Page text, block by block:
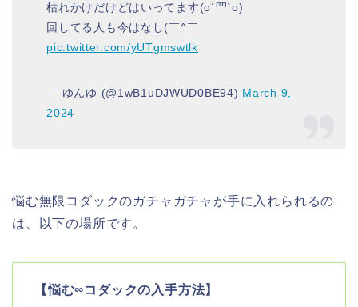
枯れかけだけどはいってます(o´罒`o)
回してる人も今はなし(￣^￣ゞ
pic.twitter.com/yUTgmswtlk
— ゆんゆ (@1wB1uDJWUD0BE94) March 9,
2024
悩む無限コダックのガチャガチャが手に入れられるの
は、以下の場所です。
【悩む∞コダックの入手方法】